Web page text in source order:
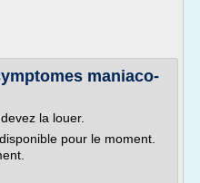
maniaco-
la louer.
pour le moment.